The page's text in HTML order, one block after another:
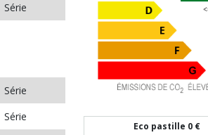
Série
Série
Série
Eco pastille 0 €